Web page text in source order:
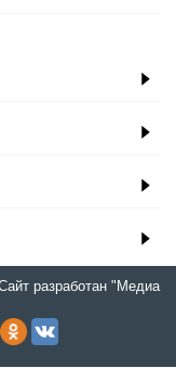
разработан "Медиа